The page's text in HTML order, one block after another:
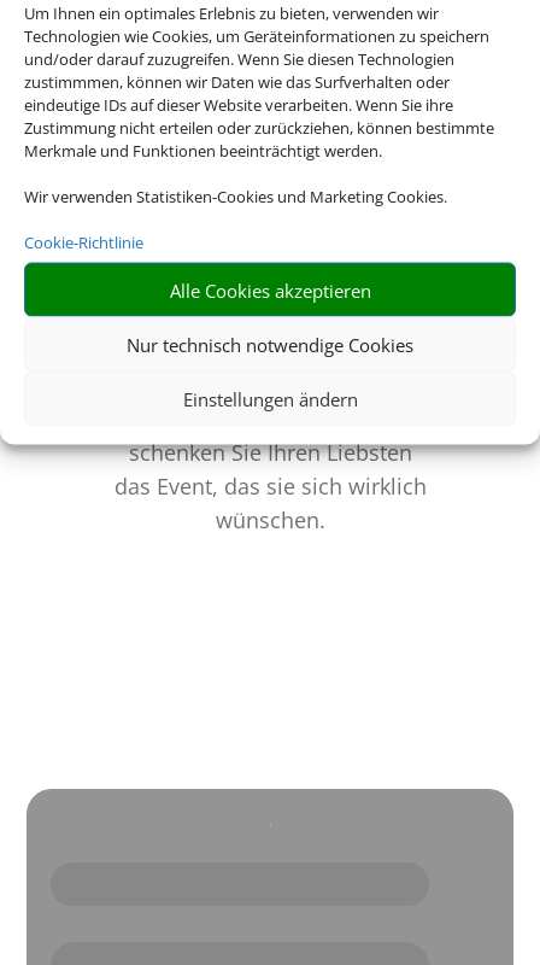
Um Ihnen ein optimales Erlebnis zu bieten, verwenden wir
Technologien wie Cookies, um Geräteinformationen zu speichern
und/oder darauf zuzugreifen. Wenn Sie diesen Technologien
zustimmmen, können wir Daten wie das Surfverhalten oder
eindeutige IDs auf dieser Website verarbeiten. Wenn Sie ihre
Zustimmung nicht erteilen oder zurückziehen, können bestimmte
Merkmale und Funktionen beeinträchtigt werden.
Wir verwenden Statistiken-Cookies und Marketing Cookies.
Cookie-Richtlinie
Alle Cookies akzeptieren
Nur technisch notwendige Cookies
Einstellungen ändern
Sportevents – Bei uns finden
Sie das Event, das zu Ihnen
passt.
Das perfekte Geschenk
Mit unseren
Geschenkgutscheinen
schenken Sie Ihren Liebsten
das Event, das sie sich wirklich
wünschen.